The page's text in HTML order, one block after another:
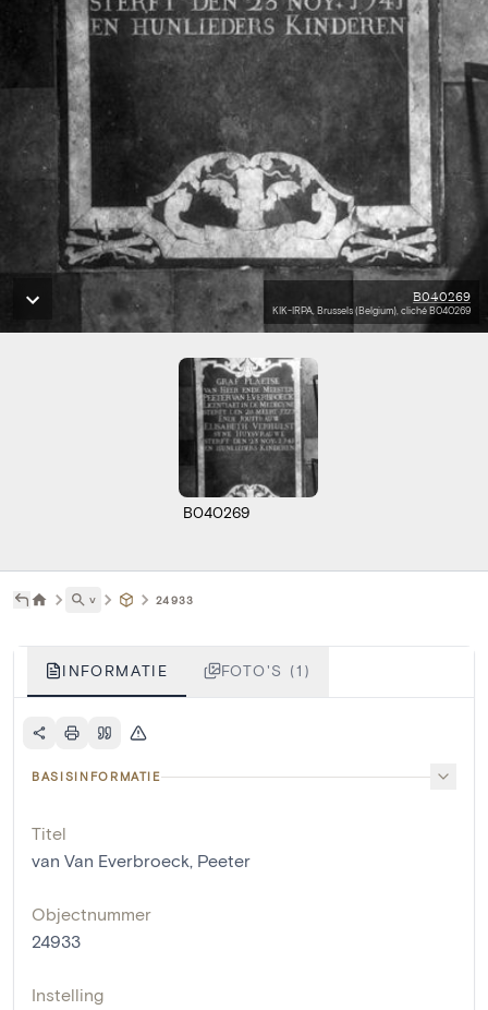
B040269
KIK-IRPA, Brussels (Belgium), cliché B040269
B040269
˅ 24933
INFORMATIE FOTO'S (1)
BASISINFORMATIE
Titel
van Van Everbroeck, Peeter
Objectnummer
24933
Instelling